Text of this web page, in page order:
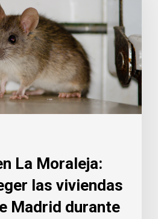
La Moraleja:
las viviendas
Madrid durante